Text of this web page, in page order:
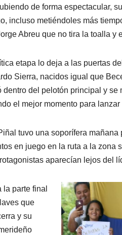
de forma espectacular,
incluso metiéndoles más
Abreu que no tira la toalla y
etapa lo deja a las puertas
Sierra, nacidos igual que
del pelotón principal y
el mejor momento para
tuvo una soporífera
en juego en la ruta a la
aparecían lejos del
parte final
que
y su